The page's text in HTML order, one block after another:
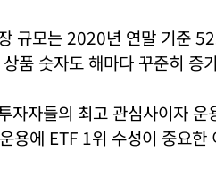
규모는 2020년 연말 기준
품 숫자도 해마다 꾸준히 증
자자들의 최고 관심사이자
용에 ETF 1위 수성이 중요한